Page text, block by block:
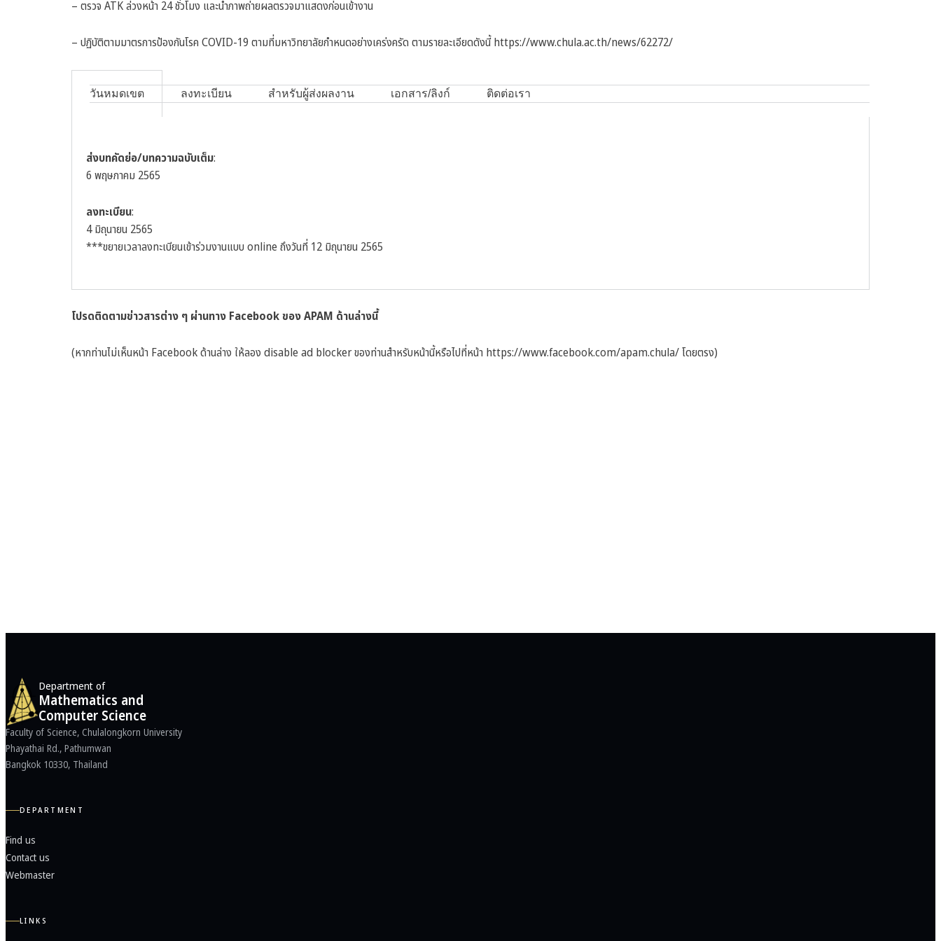
– ตรวจ ATK ล่วงหน้า 24 ชั่วโมง และนำภาพถ่ายผลตรวจมาแสดงก่อนเข้างาน
– ปฏิบัติตามมาตรการป้องกันโรค COVID-19 ตามที่มหาวิทยาลัยกำหนดอย่างเคร่งครัด ตามรายละเอียดดังนี้https://www.chula.ac.th/news/62272/
วันหมดเขต ลงทะเบียน สำหรับผู้ส่งผลงาน เอกสาร/ลิงก์ ติดต่อเรา
ส่งบทคัดย่อ/บทความฉบับเต็ม:
6 พฤษภาคม 2565
ลงทะเบียน:
4 มิถุนายน 2565
***ขยายเวลาลงทะเบียนเข้าร่วมงานแบบ online ถึงวันที่ 12 มิถุนายน 2565
โปรดติดตามข่าวสารต่าง ๆ ผ่านทาง Facebook ของ APAM ด้านล่างนี้
(หากท่านไม่เห็นหน้า Facebook ด้านล่าง ให้ลอง disable ad blocker ของท่านสำหรับหน้านี้หรือไปที่หน้า https://www.facebook.com/apam.chula/โดยตรง)
Department of
Mathematics and
Computer Science
Faculty of Science, Chulalongkorn University
Phayathai Rd., Pathumwan
Bangkok 10330, Thailand
DEPARTMENT
Find us
Contact us
Webmaster
LINKS